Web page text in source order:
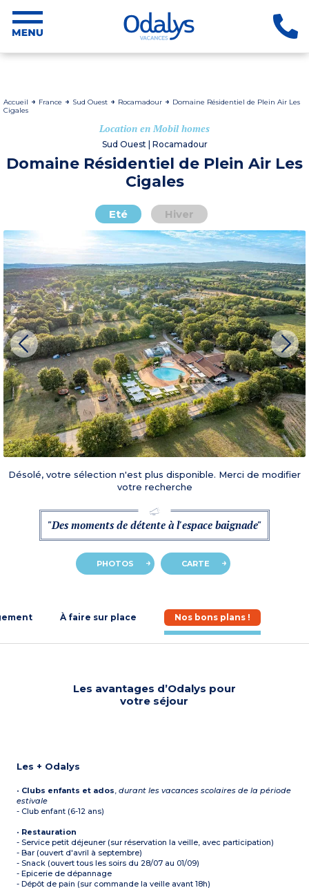
Accueil France Sud Ouest Rocamadour
Domaine Résidentiel de Plein Air Les
Cigales
Location en Mobil homes
Sud Ouest | Rocamadour
Domaine Résidentiel de Plein Air Les
Cigales
Eté Hiver
Désolé, votre sélection n'est plus disponible. Merci de modifier
votre recherche
"Des moments de détente à l'espace baignade"
PHOTOS CARTE
À faire sur place Nos bons plans !
Les avantages d’Odalys pour
votre séjour
Les + Odalys
• Clubs enfants et ados,durant les vacances scolaires de la période
estivale
- Club enfant (6-12 ans)
• Restauration
- Service petit déjeuner (sur réservation la veille, avec participation)
- Bar (ouvert d'avril à septembre)
- Snack (ouvert tous les soirs du 28/07 au 01/09)
- Epicerie de dépannage
- Dépôt de pain (sur commande la veille avant 18h)